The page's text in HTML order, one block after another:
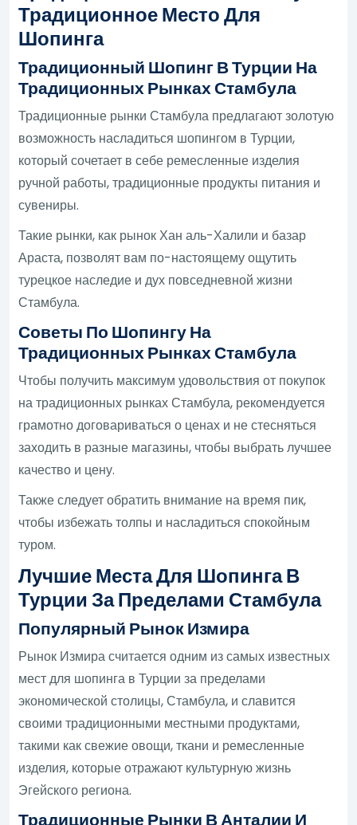
Традиционное Место Для
Шопинга
Традиционный Шопинг В Турции На
Традиционных Рынках Стамбула
Традиционные рынки Стамбула предлагают золотую
возможность насладиться шопингом в Турции,
который сочетает в себе ремесленные изделия
ручной работы, традиционные продукты питания и
сувениры.
Такие рынки, как рынок Хан аль-Халили и базар
Араста, позволят вам по-настоящему ощутить
турецкое наследие и дух повседневной жизни
Стамбула.
Советы По Шопингу На
Традиционных Рынках Стамбула
Чтобы получить максимум удовольствия от покупок
на традиционных рынках Стамбула, рекомендуется
грамотно договариваться о ценах и не стесняться
заходить в разные магазины, чтобы выбрать лучшее
качество и цену.
Также следует обратить внимание на время пик,
чтобы избежать толпы и насладиться спокойным
туром.
Лучшие Места Для Шопинга В
Турции За Пределами Стамбула
Популярный Рынок Измира
Рынок Измира считается одним из самых известных
мест для шопинга в Турции за пределами
экономической столицы, Стамбула, и славится
своими традиционными местными продуктами,
такими как свежие овощи, ткани и ремесленные
изделия, которые отражают культурную жизнь
Эгейского региона.
Традиционные Рынки В Анталии И